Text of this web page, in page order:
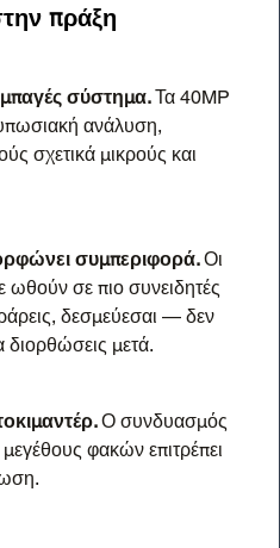
πράξη
σύστημα. Τα 40MP
ανάλυση,
σχετικά μικρούς και
συμπεριφορά. Οι
ωθούν σε πιο συνειδητές
δεσμεύεσαι — δεν
διορθώσεις μετά.
Ο συνδυασμός
φακών επιτρέπει